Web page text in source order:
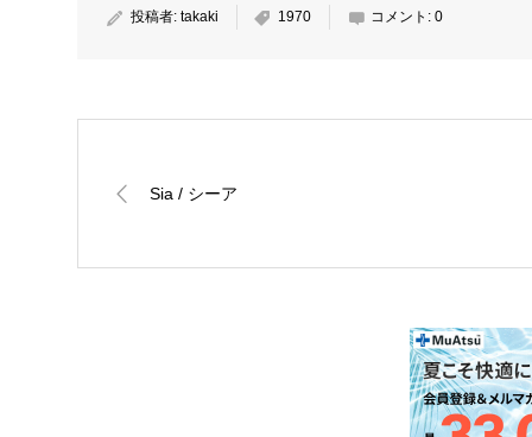
投稿者: takaki 1970 コメント: 0
Sia / シーア